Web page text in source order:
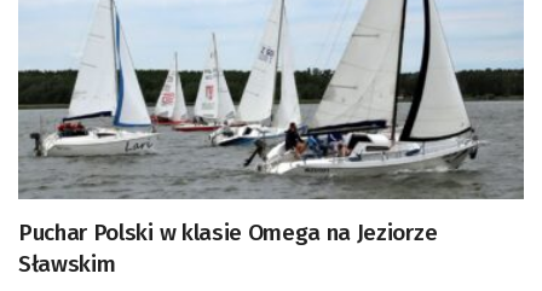
Puchar Polski w klasie Omega na Jeziorze
Sławskim